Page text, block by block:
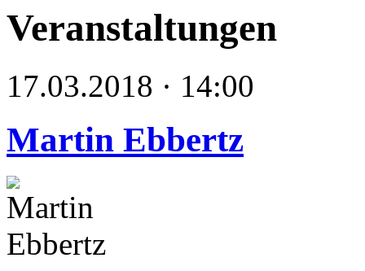
Veranstaltungen
17.03.2018 · 14:00
Martin Ebbertz